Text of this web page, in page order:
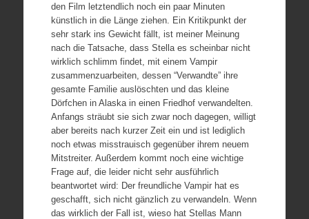
den Film letztendlich noch ein paar Minuten
künstlich in die Länge ziehen. Ein Kritikpunkt der
sehr stark ins Gewicht fällt, ist meiner Meinung
nach die Tatsache, dass Stella es scheinbar nicht
wirklich schlimm findet, mit einem Vampir
zusammenzuarbeiten, dessen “Verwandte” ihre
gesamte Familie auslöschten und das kleine
Dörfchen in Alaska in einen Friedhof verwandelten.
Anfangs sträubt sie sich zwar noch dagegen, willigt
aber bereits nach kurzer Zeit ein und ist lediglich
noch etwas misstrauisch gegenüber ihrem neuem
Mitstreiter. Außerdem kommt noch eine wichtige
Frage auf, die leider nicht sehr ausführlich
beantwortet wird: Der freundliche Vampir hat es
geschafft, sich nicht gänzlich zu verwandeln. Wenn
das wirklich der Fall ist, wieso hat Stellas Mann